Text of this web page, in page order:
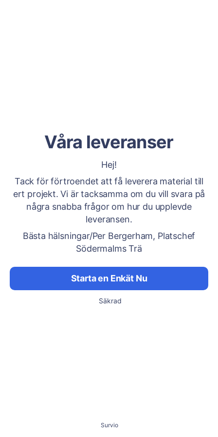
Våra leveranser
Hej!
Tack för förtroendet att få leverera material till
ert projekt. Vi är tacksamma om du vill svara på
några snabba frågor om hur du upplevde
leveransen.
Bästa hälsningar/Per Bergerham, Platschef
Södermalms Trä
Starta en Enkät Nu
Säkrad
Survio